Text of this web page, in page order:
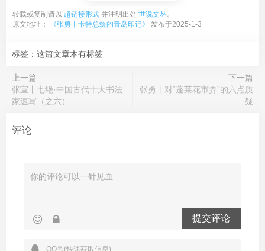
转载或复制请以 超链接形式 并注明出处 世说文丛。
原文地址：
《张勇丨卡特总统的青岛印记》 发布于2025-1-3
标签：这篇文章木有标签
上一篇
张宣丨七绝·中国古代十大书法
家速写（之六）
下一篇
张勇丨对“蓬莱花市弄”的六点质
疑
评论
提交评论